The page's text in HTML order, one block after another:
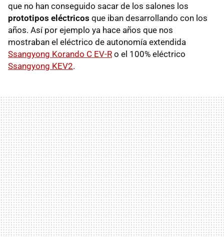
que no han conseguido sacar de los salones los
prototipos eléctricos que iban desarrollando con los
años. Así por ejemplo ya hace años que nos
mostraban el eléctrico de autonomía extendida
Ssangyong Korando C EV-R o el 100% eléctrico
Ssangyong KEV2.